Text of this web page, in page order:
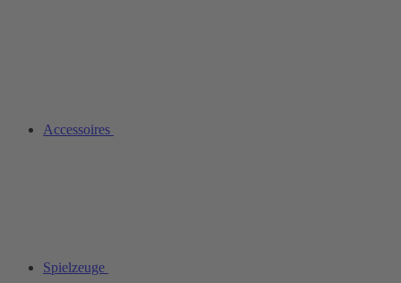
Accessoires
Spielzeuge